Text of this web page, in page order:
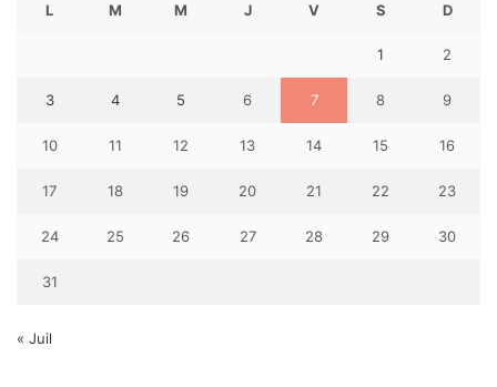
L M M J V S D
1 2
3 4 5 6 7 8 9
10 11 12 13 14 15 16
17 18 19 20 21 22 23
24 25 26 27 28 29 30
31
« Juil